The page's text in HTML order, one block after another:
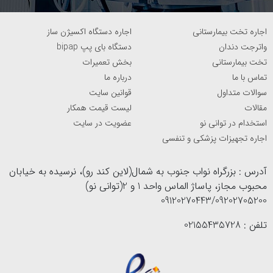
به طور طبیعی انسولین تزریق نمی‌شود و این بیماران باید به
طور روزانه دوز انسولین مورد نیاز بدن خود را تزریق کنند، در غیر
اینصورت دچار مشکلات و عوارض دیابت‌ می‌شوند. بنابراین
سرنگ تزریق انسولین
باید به گونه‌ای باشد که بیمار در هر
زمان به راحتی بتواند دوز مورد نیاز خود را تزریق کند.
نحوه استفاده از سرنگ تزریق انسولین
نحوه استفاده ازسرنگ انسولین
بیمار می‌تواند خودش کار تزریق را انجام دهد. دوز تجویز شده
دور ناف به فاصه 5 سانتی متر، بازو، ران و باسن و ناحیه
اجاره تخت بیمارستانی
اجاره دستگاه اکسیژن ساز
واترجت دندان
دستگاه بای پپ bipap
تخت بیمارستانی
بخش تعمیرات
تماس با ما
درباره ما
سوالات متداول
قوانین سایت
مقالات
لیست قیمت همکار
استخدام در توانی نو
عضویت در سایت
اجاره تجهیزات پزشکی و تنفسی
آدرس : بزرگراه نواب جنوب به شمال(لاین کند رو)، نرسیده به خیابان
محبوب مجاز، پاساژ الماس واحد 1 و 2(توانی نو)
09120270443/09202705200
تلفن : 02155435728